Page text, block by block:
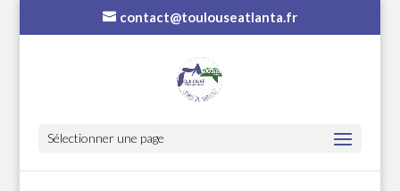
contact@toulouseatlanta.fr
Sélectionner une page